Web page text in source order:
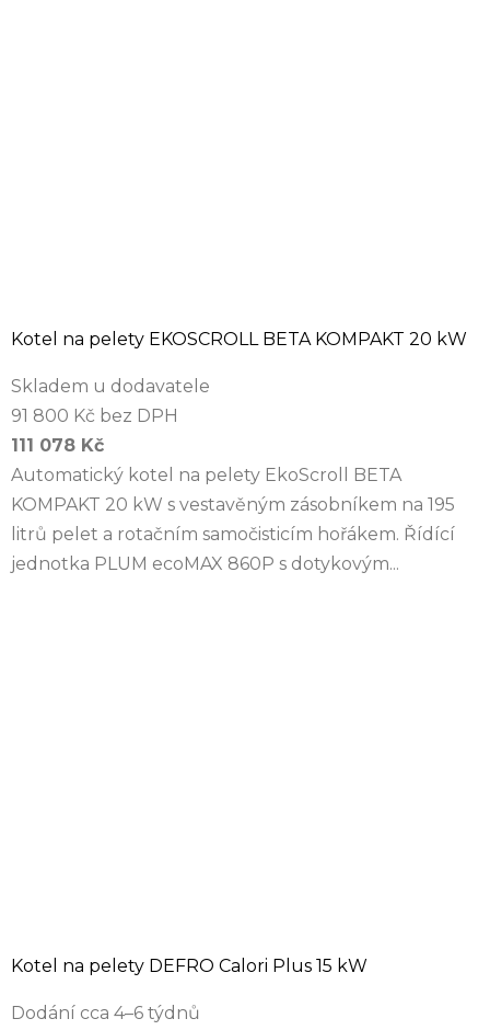
Kotel na pelety EKOSCROLL BETA KOMPAKT 20 kW
Skladem u dodavatele
91 800 Kč bez DPH
111 078 Kč
Automatický kotel na pelety EkoScroll BETA
KOMPAKT 20 kW s vestavěným zásobníkem na 195
litrů pelet a rotačním samočisticím hořákem. Řídící
jednotka PLUM ecoMAX 860P s dotykovým...
Kotel na pelety DEFRO Calori Plus 15 kW
Dodání cca 4–6 týdnů